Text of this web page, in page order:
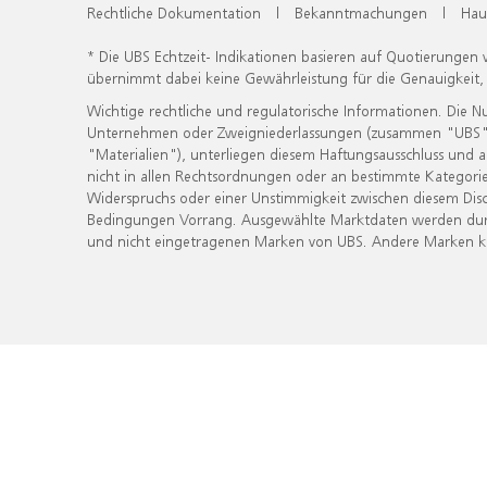
Rechtliche Dokumentation | Bekanntmachungen |
* Die UBS Echtzeit- Indikationen basieren auf
übernimmt dabei keine Gewährleistung für die
Wichtige rechtliche und regulatorische Informationen. Die
Unternehmen oder Zweigniederlassungen (zusammen
"Materialien"), unterliegen diesem Haftungsausschluss
nicht in allen Rechtsordnungen oder an bestimmte
Widerspruchs oder einer Unstimmigkeit zwischen diesem
Bedingungen Vorrang. Ausgewählte Marktdaten werden
und nicht eingetragenen Marken von UBS. Andere Marken